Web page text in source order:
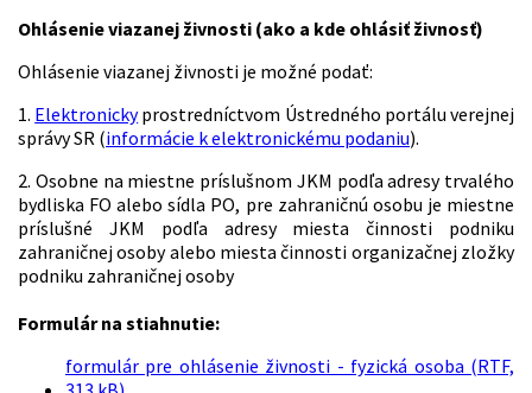
Ohlásenie viazanej živnosti (ako a kde ohlásiť živnosť)
Ohlásenie viazanej živnosti je možné podať:
1. Elektronickyprostredníctvom Ústredného portálu verejnej
správy SR (informácie k elektronickému podaniu).
2. Osobne na miestne príslušnom JKM podľa adresy trvalého
bydliska FO alebo sídla PO, pre zahraničnú osobu je miestne
príslušné JKM podľa adresy miesta činnosti podniku
zahraničnej osoby alebo miesta činnosti organizačnej zložky
podniku zahraničnej osoby
Formulár na stiahnutie:
formulár pre ohlásenie živnosti - fyzická osoba (RTF,